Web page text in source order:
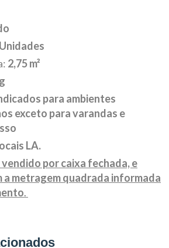
2,75 m²
para ambientes
exceto para varandas e
LA.
por caixa fechada, e
a metragem quadrada informada
.